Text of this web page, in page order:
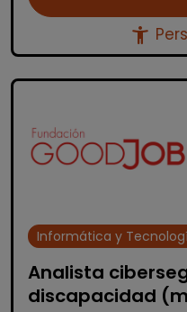
accessibility_new
Informática y
Analista
discapacidad